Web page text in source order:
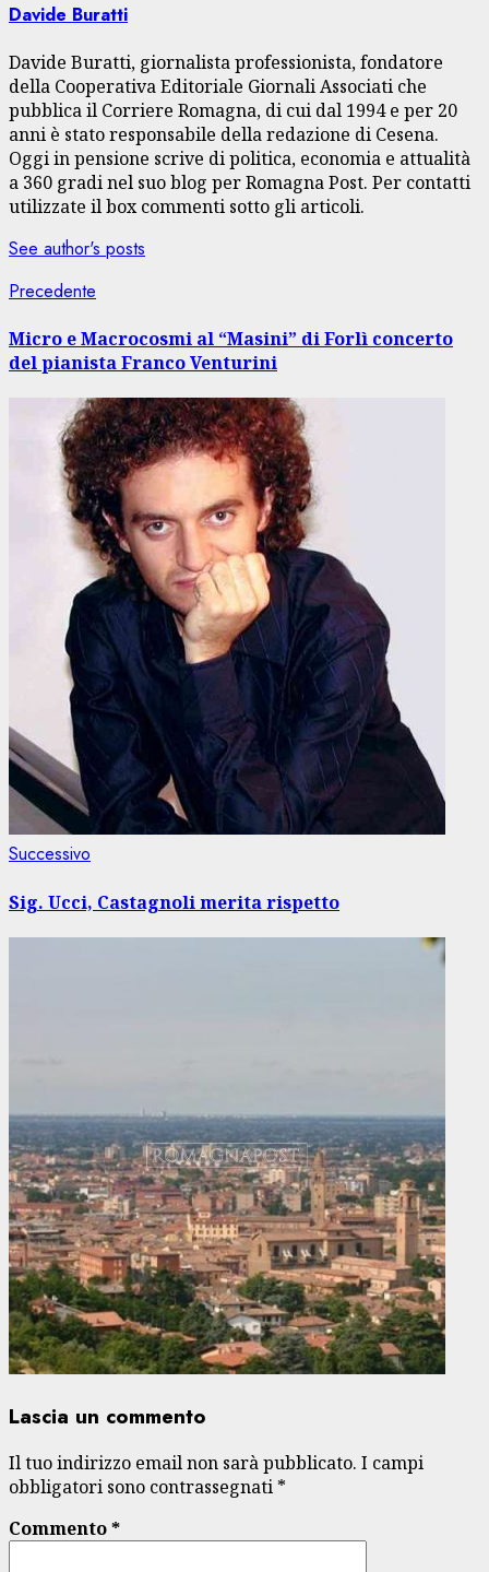
Davide Buratti
Davide Buratti, giornalista professionista, fondatore
della Cooperativa Editoriale Giornali Associati che
pubblica il Corriere Romagna, di cui dal 1994 e per 20
anni è stato responsabile della redazione di Cesena.
Oggi in pensione scrive di politica, economia e attualità
a 360 gradi nel suo blog per Romagna Post. Per contatti
utilizzate il box commenti sotto gli articoli.
See author's posts
Navigazione
articolo
Precedente
Micro e Macrocosmi al “Masini” di Forlì concerto
del pianista Franco Venturini
Successivo
Sig. Ucci, Castagnoli merita rispetto
Lascia un commento
Il tuo indirizzo email non sarà pubblicato. I campi
obbligatori sono contrassegnati *
Commento*